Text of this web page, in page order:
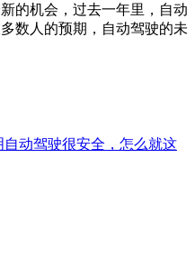
的机会，过去一年里，自动
数人的预期，自动驾驶的未
自动驾驶很安全，怎么就这